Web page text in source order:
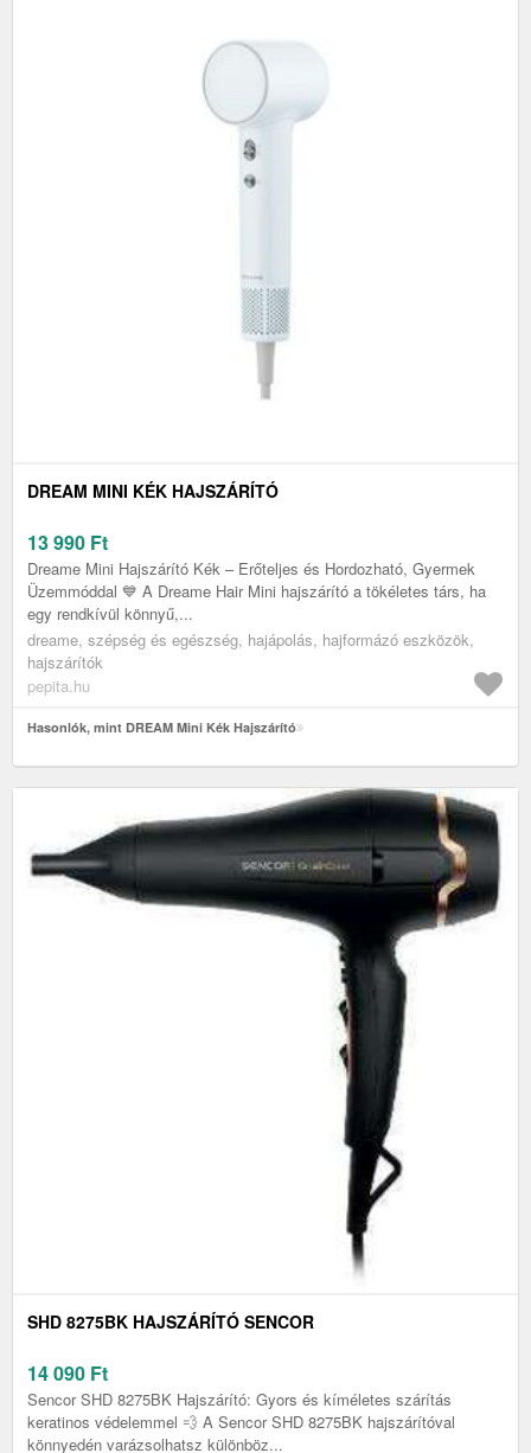
DREAM MINI KÉK HAJSZÁRÍTÓ
13 990 Ft
Dreame Mini Hajszárító Kék – Erőteljes és Hordozható, Gyermek
Üzemmóddal 💙 A Dreame Hair Mini hajszárító a tökéletes társ, ha
egy rendkívül könnyű,...
dreame, szépség és egészség, hajápolás, hajformázó eszközök,
hajszárítók
pepita.hu
Hasonlók, mint DREAM Mini Kék Hajszárító
SHD 8275BK HAJSZÁRÍTÓ SENCOR
14 090 Ft
Sencor SHD 8275BK Hajszárító: Gyors és kíméletes szárítás
keratinos védelemmel 💨 A Sencor SHD 8275BK hajszárítóval
könnyedén varázsolhatsz különböz...